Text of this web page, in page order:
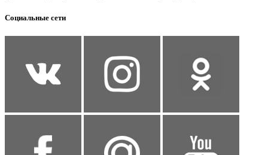
Социальные сети